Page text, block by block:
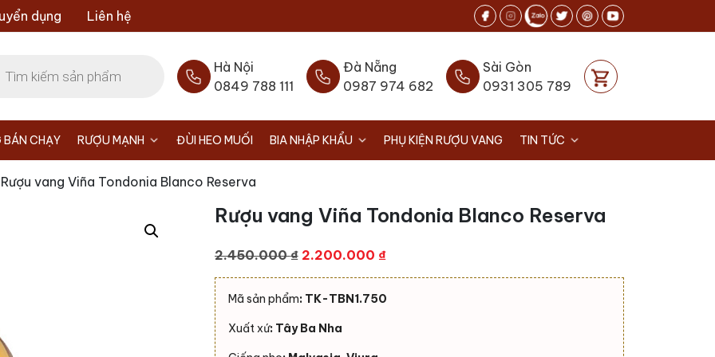
dụng Liên hệ
Hà Nội
0849 788 111
Đà Nẵng
0987 974 682
Sài Gòn
0931 305 789
BÁN CHẠY RƯỢU MẠNH ĐÙI HEO MUỐI BIA NHẬP KHẨU PHỤ KIỆN RƯỢU VANG TIN TỨC
vang Viña Tondonia Blanco Reserva
Rượu vang Viña Tondonia Blanco Reserva
2.450.000₫ Giá
gốc
là:
2.200.000 ₫Giá
hiện
tại
Mã sản phẩm: TK-TBN1.750
Xuất xứ: Tây Ba Nha